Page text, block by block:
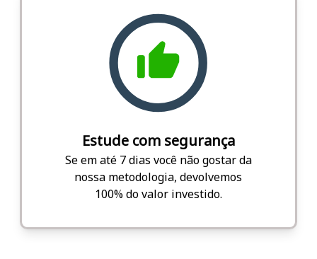
Estude com segurança
Se em até 7 dias você não gostar da
nossa metodologia, devolvemos
100% do valor investido.